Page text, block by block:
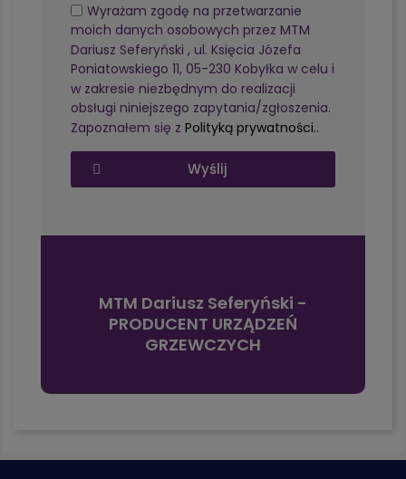
Wyrażam zgodę na przetwarzanie
moich danych osobowych przez MTM
Dariusz Seferyński , ul. Księcia Józefa
Poniatowskiego 11, 05-230 Kobyłka w celu i
w zakresie niezbędnym do realizacji
obsługi niniejszego zapytania/zgłoszenia.
Zapoznałem się z Polityką prywatności..
Wyślij
MTM Dariusz Seferyński -
PRODUCENT URZĄDZEŃ
GRZEWCZYCH